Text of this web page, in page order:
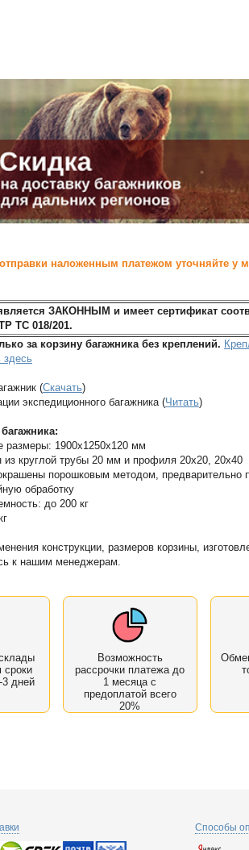
наложенным платежом уточняйте у
ЗАКОННЫМ и имеет сертификат
ТС 018/201.
за корзину багажника без креплений.
здесь
(Скачать)
экспедиционного багажника (Читать)
размеры: 1900х1250х120 мм
из круглой трубы 20 мм и профиля 20х20, 20х40
порошковым методом, предварительно
обработку
до 200 кг
конструкции, размеров корзины,
к нашим менеджерам.
3 дней
Возможность
рассрочки платежа до
1 месяца с
предоплатой всего
20%
Способы